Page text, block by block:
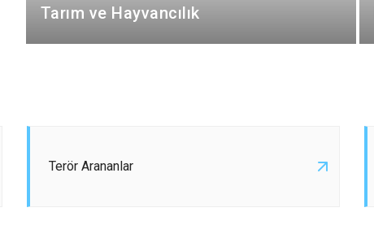
Tarım ve Hayvancılık
Terör Arananlar